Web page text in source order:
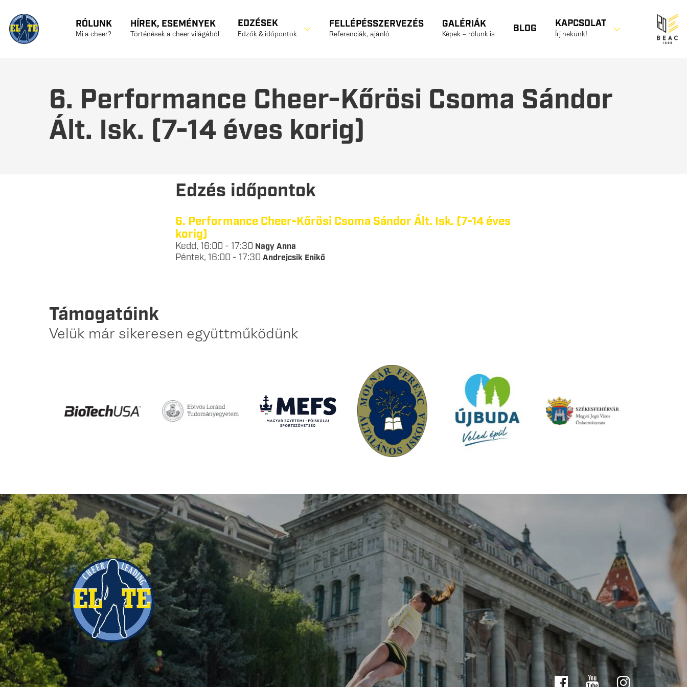
RÓLUNK
Mi a cheer?
HÍREK, ESEMÉNYEK
Történések a cheer világából
EDZÉSEK
Edzők & időpontok
FELLÉPÉSSZERVEZÉS
Referenciák, ajánló
GALÉRIÁK
Képek – rólunk is BLOG KAPCSOLAT
Írj nekünk!
6. Performance Cheer-Kőrösi Csoma Sándor
Ált. Isk. (7-14 éves korig)
Edzés időpontok
6. Performance Cheer-Kőrösi Csoma Sándor Ált. Isk. (7-14 éves
korig)
Kedd, 16:00 - 17:30 Nagy Anna
Péntek, 16:00 - 17:30 Andrejcsik Enikő
Támogatóink
Velük már sikeresen együttműködünk